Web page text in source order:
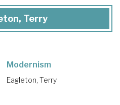
Terry
Modernism
Eagleton, Terry